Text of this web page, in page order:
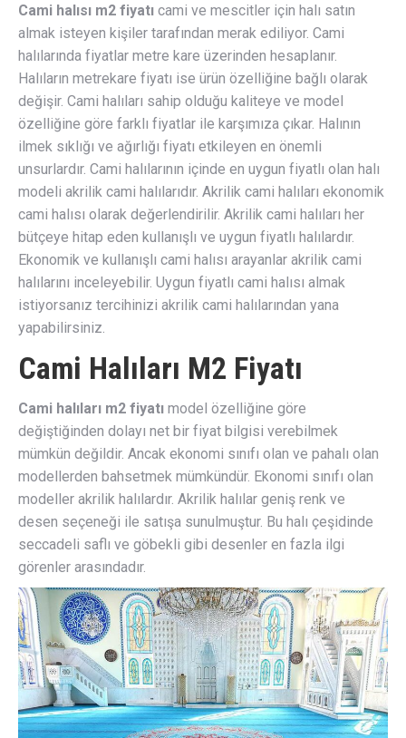
Cami halısı m2 fiyatı cami ve mescitler için halı satın
almak isteyen kişiler tarafından merak ediliyor. Cami
halılarında fiyatlar metre kare üzerinden hesaplanır.
Halıların metrekare fiyatı ise ürün özelliğine bağlı olarak
değişir. Cami halıları sahip olduğu kaliteye ve model
özelliğine göre farklı fiyatlar ile karşımıza çıkar. Halının
ilmek sıklığı ve ağırlığı fiyatı etkileyen en önemli
unsurlardır. Cami halılarının içinde en uygun fiyatlı olan halı
modeli akrilik cami halılarıdır. Akrilik cami halıları ekonomik
cami halısı olarak değerlendirilir. Akrilik cami halıları her
bütçeye hitap eden kullanışlı ve uygun fiyatlı halılardır.
Ekonomik ve kullanışlı cami halısı arayanlar akrilik cami
halılarını inceleyebilir. Uygun fiyatlı cami halısı almak
istiyorsanız tercihinizi akrilik cami halılarından yana
yapabilirsiniz.
Cami Halıları M2 Fiyatı
Cami halıları m2 fiyatı model özelliğine göre
değiştiğinden dolayı net bir fiyat bilgisi verebilmek
mümkün değildir. Ancak ekonomi sınıfı olan ve pahalı olan
modellerden bahsetmek mümkündür. Ekonomi sınıfı olan
modeller akrilik halılardır. Akrilik halılar geniş renk ve
desen seçeneği ile satışa sunulmuştur. Bu halı çeşidinde
seccadeli saflı ve göbekli gibi desenler en fazla ilgi
görenler arasındadır.